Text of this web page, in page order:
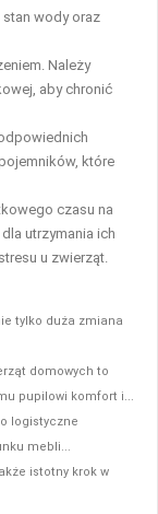
stan wody oraz
Należy
aby chronić
które
czasu na
utrzymania ich
u zwierząt.
tylko duża zmiana
domowych to
pupilowi komfort i...
logistyczne
mebli...
istotny krok w